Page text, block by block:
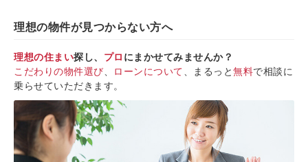
理想の物件が見つからない方へ
理想の住まい探し、 プロ にまかせてみませんか？
こだわりの物件選び
ローンについて 、まるっと無料で相談に
乗らせていただきます。